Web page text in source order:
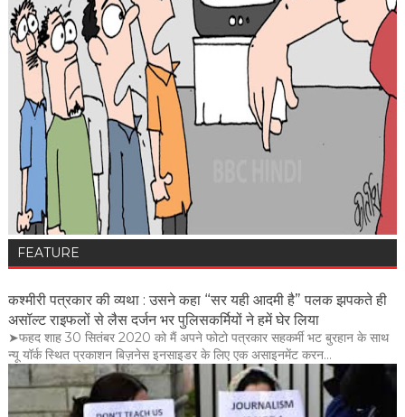
FEATURE
कश्मीरी पत्रकार की व्यथा : उसने कहा “सर यही आदमी है” पलक झपकते ही
असॉल्ट राइफलों से लैस दर्जन भर पुलिसकर्मियों ने हमें घेर लिया
➤फहद शाह 30 सितंबर 2020 को मैं अपने फोटो पत्रकार सहकर्मी भट बुरहान के साथ
न्यू यॉर्क स्थित प्रकाशन बिज़नेस इनसाइडर के लिए एक असाइनमेंट करन...